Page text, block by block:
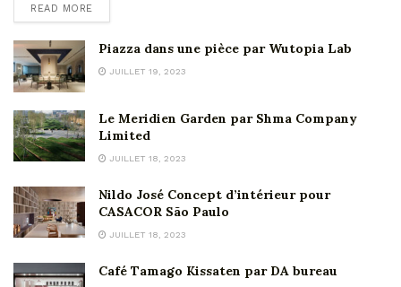
READ MORE
Piazza dans une pièce par Wutopia Lab
JUILLET 19, 2023
Le Meridien Garden par Shma Company
Limited
JUILLET 18, 2023
Nildo José Concept d’intérieur pour
CASACOR São Paulo
JUILLET 18, 2023
Café Tamago Kissaten par DA bureau